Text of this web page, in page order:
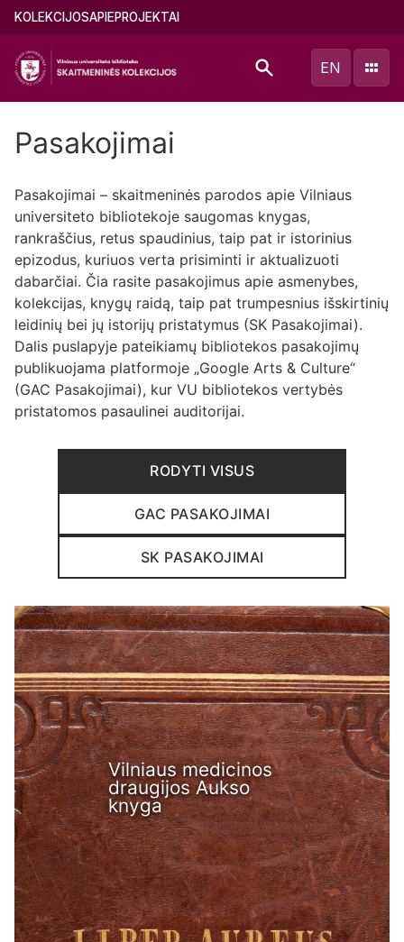
Pereiti
pagrindinį
turinį
Main
(lithuanian)
KOLEKCIJOSAPIEPROJEKTAI
EN
Pasakojimai
Pasakojimai – skaitmeninės parodos apie Vilniaus
universiteto bibliotekoje saugomas knygas,
rankraščius, retus spaudinius, taip pat ir istorinius
epizodus, kuriuos verta prisiminti ir aktualizuoti
dabarčiai. Čia rasite pasakojimus apie asmenybes,
kolekcijas, knygų raidą, taip pat trumpesnius išskirtinių
leidinių bei jų istorijų pristatymus (SK Pasakojimai).
Dalis puslapyje pateikiamų bibliotekos pasakojimų
publikuojama platformoje „Google Arts & Culture“
(GAC Pasakojimai), kur VU bibliotekos vertybės
pristatomos pasaulinei auditorijai.
RODYTI VISUS
GAC PASAKOJIMAI
SK PASAKOJIMAI
Vilniaus medicinos
draugijos Aukso
knyga